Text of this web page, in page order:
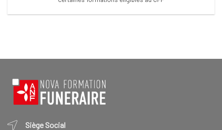
Siège Social